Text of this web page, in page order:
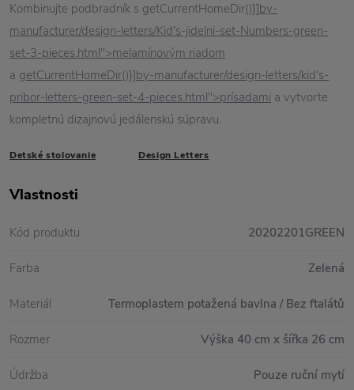
Kombinujte podbradník s getCurrentHomeDir()}]by-
manufacturer/design-letters/Kid's-jidelni-set-Numbers-green-
set-3-pieces.html">melamínovým riadom
a getCurrentHomeDir()}]by-manufacturer/design-letters/kid's-
pribor-letters-green-set-4-pieces.html">prísadami a vytvorte
kompletnú dizajnovú jedálenskú súpravu.
Detské stolovanie Design Letters
Vlastnosti
Kód produktu 20202201GREEN
Farba Zelená
Materiál Termoplastem potažená bavlna / Bez ftalátů
Rozmer Výška 40 cm x šířka 26 cm
Údržba Pouze ruční mytí